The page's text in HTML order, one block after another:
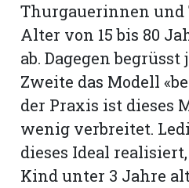
Thurgauerinnen und
Alter von 15 bis 80
ab. Dagegen begrüsst
Zweite das Modell
der Praxis ist dieses
wenig verbreitet.
dieses Ideal
Kind unter 3 Jahre alt